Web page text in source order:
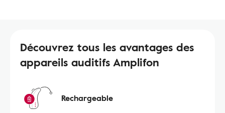
Découvrez tous les avantages des
appareils auditifs Amplifon
Rechargeable